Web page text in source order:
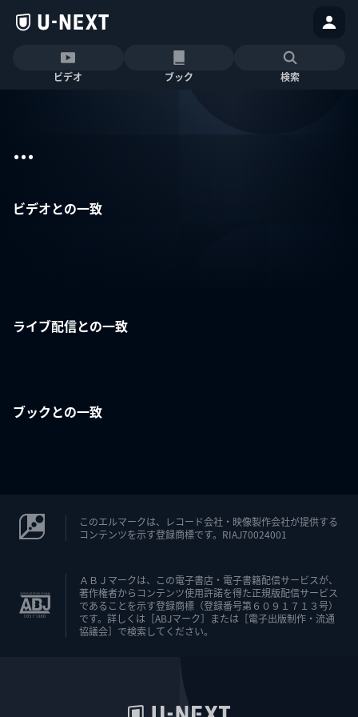
ビデオ ブック 検索
...
ビデオとの一致
ライブ配信との一致
ブックとの一致
このエルマークは、レコード会社・映像製作会社が提供する
コンテンツを示す登録商標です。RIAJ70024001
ＡＢＪマークは、この電子書店・電子書籍配信サービスが、
著作権者からコンテンツ使用許諾を得た正規版配信サービス
であることを示す登録商標（登録番号第６０９１７１３号）
です。詳しくは［ABJマーク］または［電子出版制作・流通
協議会］で検索してください。